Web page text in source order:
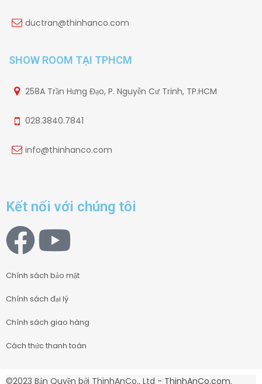
ductran@thinhanco.com
SHOW ROOM TẠI TPHCM
258A Trần Hưng Đạo, P. Nguyễn Cư Trinh, TP.HCM
028.3840.7841
info@thinhanco.com
Kết nối với chúng tôi
Chính sách bảo mật
Chính sách đại lý
Chính sách giao hàng
Cách thức thanh toán
©2023 Bản Quyền bởi ThinhAnCo., Ltd - ThinhAnCo.com.